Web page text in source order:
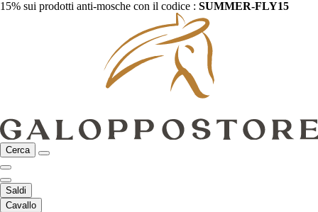
15% sui prodotti anti-mosche con il codice : SUMMER-FLY15
Cerca
Saldi
Cavallo